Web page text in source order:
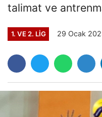
talimat ve
1. VE 2. LIG 29 Ocak